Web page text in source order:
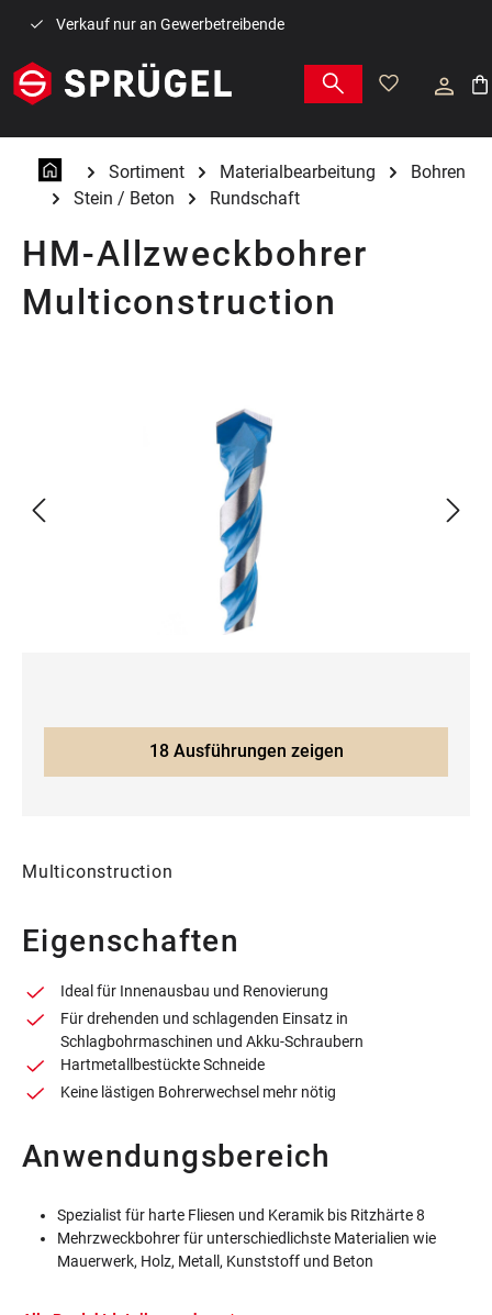
Zum Hauptinhalt springen
Verkauf nur an Gewerbetreibende
Sortiment Materialbearbeitung
Bohren
Stein / Beton
Rundschaft
HM-Allzweckbohrer
Multiconstruction
18 Ausführungen zeigen
Multiconstruction
Eigenschaften
Ideal für Innenausbau und Renovierung
Für drehenden und schlagenden Einsatz in
Schlagbohrmaschinen und Akku-Schraubern
Hartmetallbestückte Schneide
Keine lästigen Bohrerwechsel mehr nötig
Anwendungsbereich
Spezialist für harte Fliesen und Keramik bis Ritzhärte 8
Mehrzweckbohrer für unterschiedlichste Materialien wie
Mauerwerk, Holz, Metall, Kunststoff und Beton